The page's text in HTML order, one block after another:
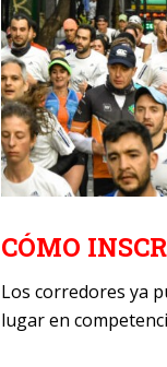
CÓMO
Los corredores ya
lugar en